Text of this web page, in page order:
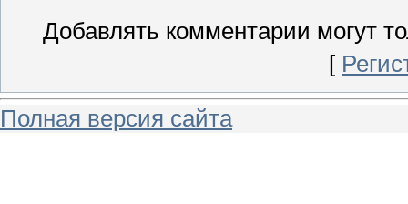
Добавлять комментарии могут
[
Полная версия сайта